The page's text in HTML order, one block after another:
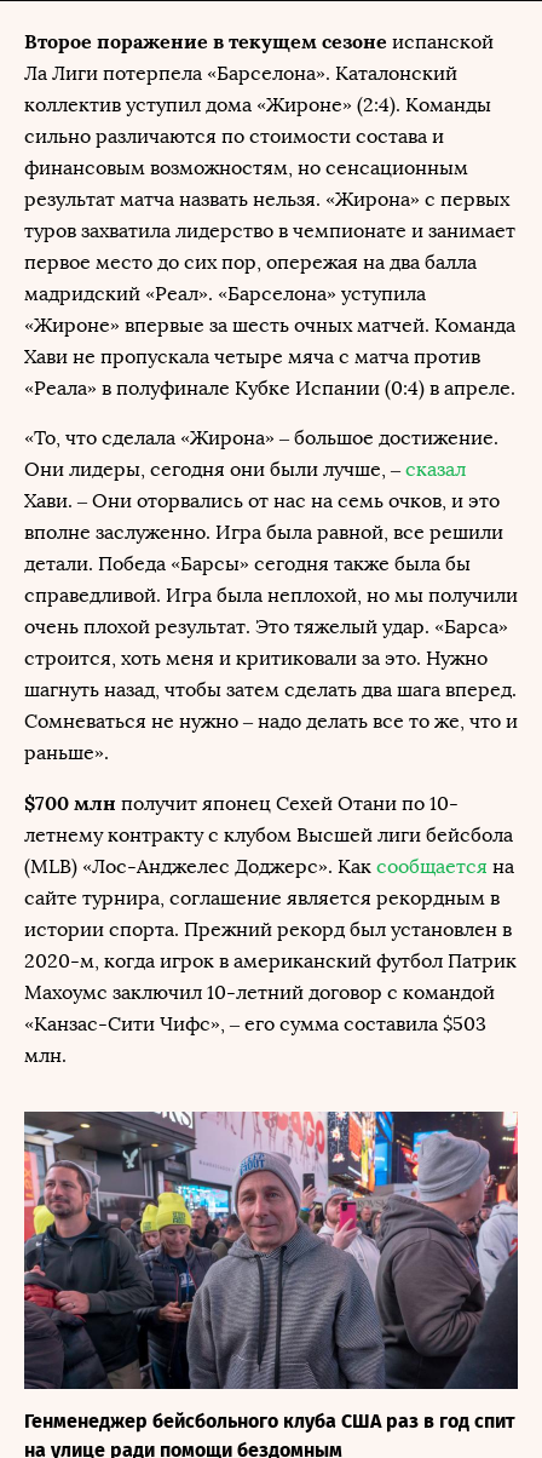
Второе поражение в текущем сезоне испанской
Ла Лиги потерпела «Барселона». Каталонский
коллектив уступил дома «Жироне» (2:4). Команды
сильно различаются по стоимости состава и
финансовым возможностям, но сенсационным
результат матча назвать нельзя. «Жирона» с первых
туров захватила лидерство в чемпионате и занимает
первое место до сих пор, опережая на два балла
мадридский «Реал». «Барселона» уступила
«Жироне» впервые за шесть очных матчей. Команда
Хави не пропускала четыре мяча с матча против
«Реала» в полуфинале Кубке Испании (0:4) в апреле.
«То, что сделала «Жирона» – большое достижение.
Они лидеры, сегодня они были лучше, – сказал
Хави. – Они оторвались от нас на семь очков, и это
вполне заслуженно. Игра была равной, все решили
детали. Победа «Барсы» сегодня также была бы
справедливой. Игра была неплохой, но мы получили
очень плохой результат. Это тяжелый удар. «Барса»
строится, хоть меня и критиковали за это. Нужно
шагнуть назад, чтобы затем сделать два шага вперед.
Сомневаться не нужно – надо делать все то же, что и
раньше».
$700 млн получит японец Сехей Отани по 10-
летнему контракту с клубом Высшей лиги бейсбола
(MLB) «Лос-Анджелес Доджерс». Как сообщается на
сайте турнира, соглашение является рекордным в
истории спорта. Прежний рекорд был установлен в
2020-м, когда игрок в американский футбол Патрик
Махоумс заключил 10-летний договор с командой
«Канзас-Сити Чифс», – его сумма составила $503
млн.
Генменеджер бейсбольного клуба США раз в год спит
на улице ради помощи бездомным